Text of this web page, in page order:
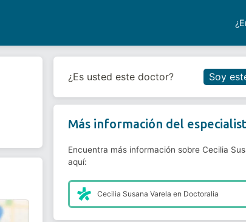
¿Es usted este doctor? Soy
Más información del
Encuentra más información sobre Cecilia
aquí:
Cecilia Susana Varela en Doctoralia